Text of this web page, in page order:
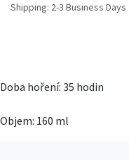
Shipping: 2-3 Business Days
Doba hoření: 35 hodin
Objem: 160 ml